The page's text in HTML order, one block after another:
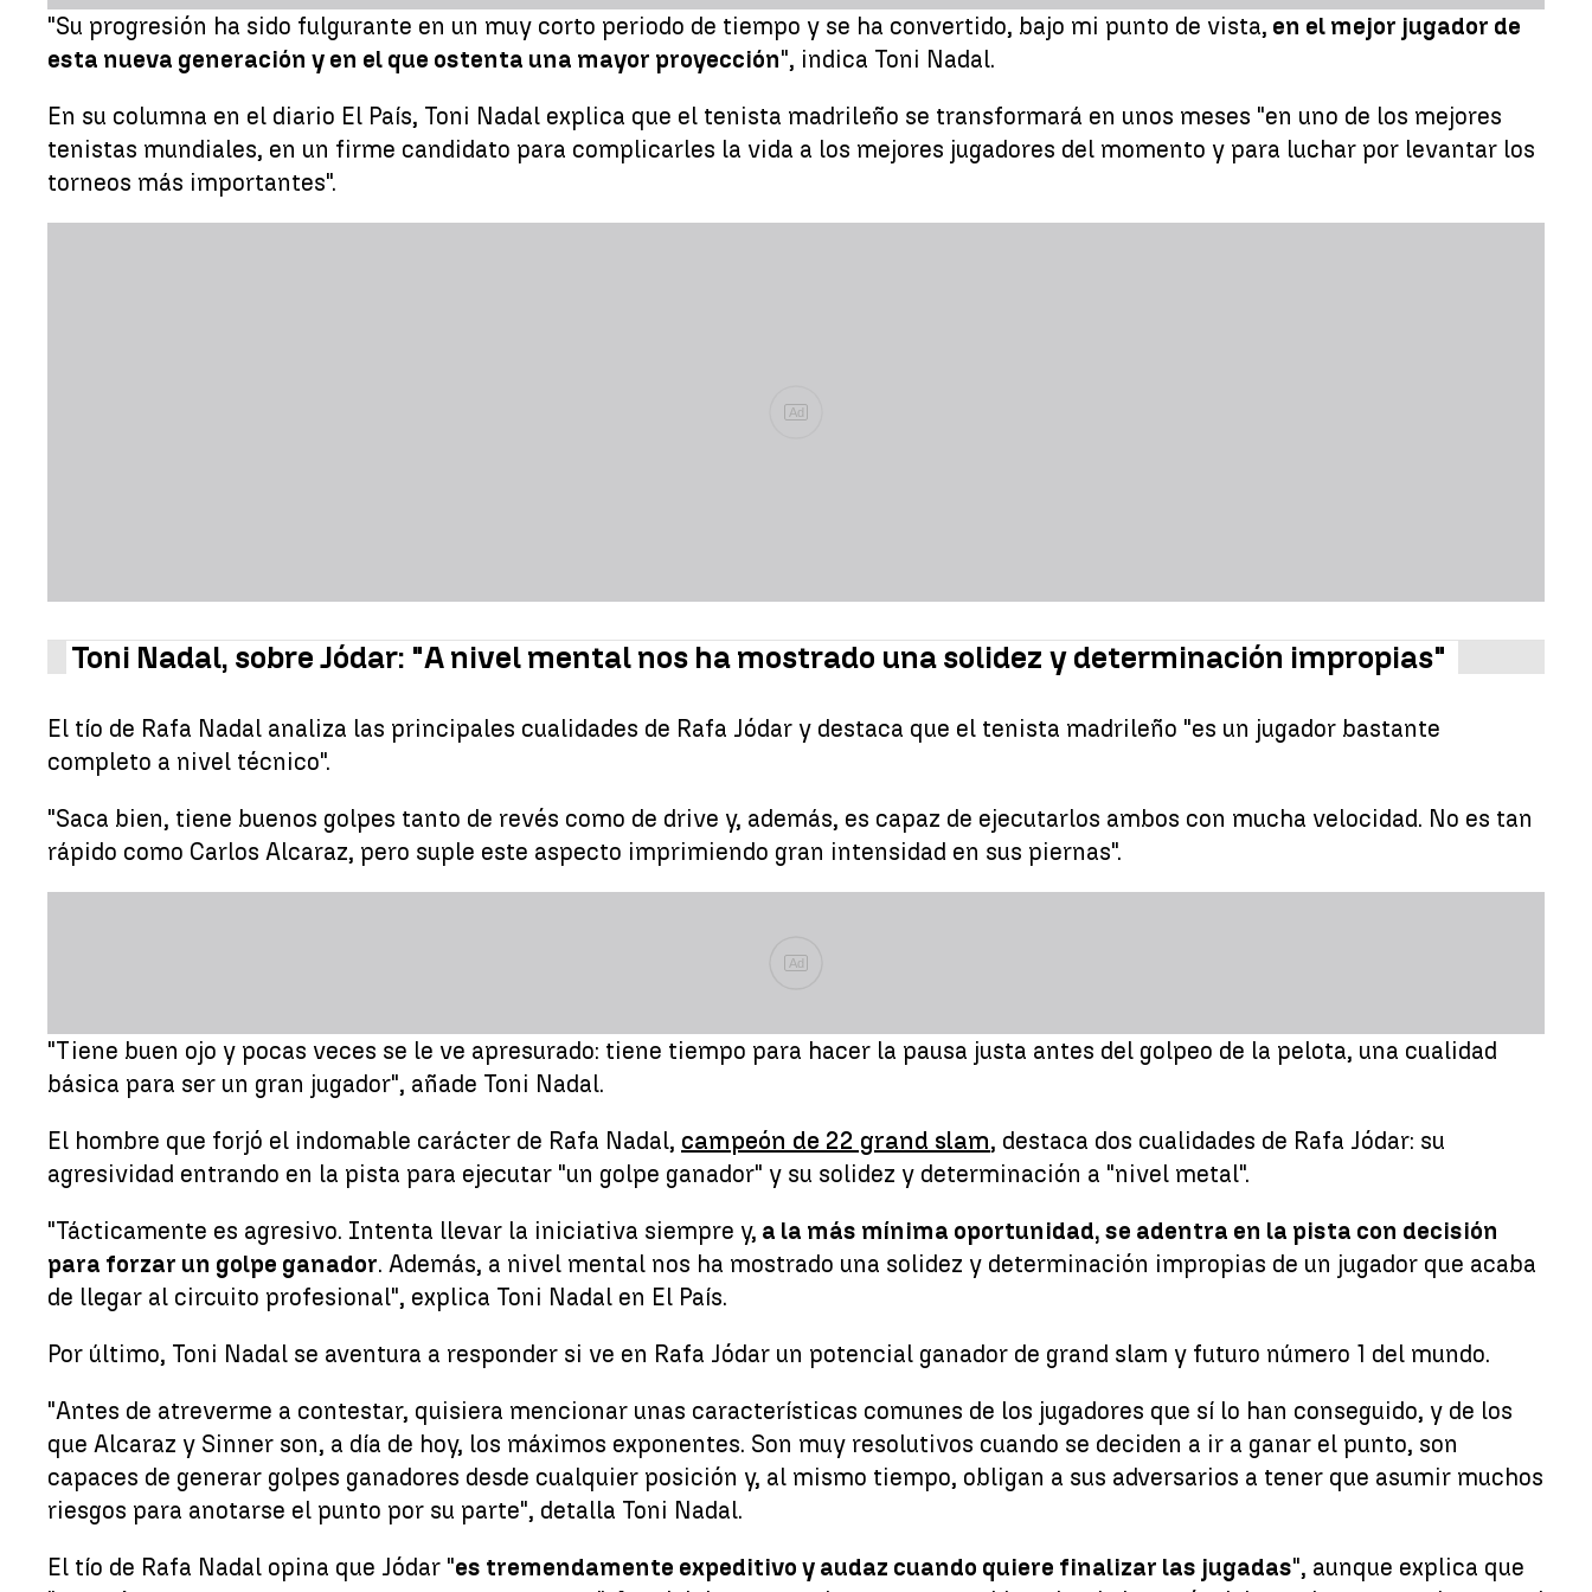
"Su progresión ha sido fulgurante en un muy corto periodo de tiempo y se ha convertido, bajo mi punto de vista, en el mejor jugador de
esta nueva generación y en el que ostenta una mayor proyección", indica Toni Nadal.
En su columna en el diario El País, Toni Nadal explica que el tenista madrileño se transformará en unos meses "en uno de los mejores
tenistas mundiales, en un firme candidato para complicarles la vida a los mejores jugadores del momento y para luchar por levantar los
torneos más importantes".
Ad
Toni Nadal, sobre Jódar: "A nivel mental nos ha mostrado una solidez y determinación impropias"
El tío de Rafa Nadal analiza las principales cualidades de Rafa Jódar y destaca que el tenista madrileño "es un jugador bastante
completo a nivel técnico".
"Saca bien, tiene buenos golpes tanto de revés como de drive y, además, es capaz de ejecutarlos ambos con mucha velocidad. No es tan
rápido como Carlos Alcaraz, pero suple este aspecto imprimiendo gran intensidad en sus piernas".
Ad
"Tiene buen ojo y pocas veces se le ve apresurado: tiene tiempo para hacer la pausa justa antes del golpeo de la pelota, una cualidad
básica para ser un gran jugador", añade Toni Nadal.
El hombre que forjó el indomable carácter de Rafa Nadal, campeón de 22 grand slam, destaca dos cualidades de Rafa Jódar: su
agresividad entrando en la pista para ejecutar "un golpe ganador" y su solidez y determinación a "nivel metal".
"Tácticamente es agresivo. Intenta llevar la iniciativa siempre y, a la más mínima oportunidad, se adentra en la pista con decisión
para forzar un golpe ganador. Además, a nivel mental nos ha mostrado una solidez y determinación impropias de un jugador que acaba
de llegar al circuito profesional", explica Toni Nadal en El País.
Por último, Toni Nadal se aventura a responder si ve en Rafa Jódar un potencial ganador de grand slam y futuro número 1 del mundo.
"Antes de atreverme a contestar, quisiera mencionar unas características comunes de los jugadores que sí lo han conseguido, y de los
que Alcaraz y Sinner son, a día de hoy, los máximos exponentes. Son muy resolutivos cuando se deciden a ir a ganar el punto, son
capaces de generar golpes ganadores desde cualquier posición y, al mismo tiempo, obligan a sus adversarios a tener que asumir muchos
riesgos para anotarse el punto por su parte", detalla Toni Nadal.
El tío de Rafa Nadal opina que Jódar "es tremendamente expeditivo y audaz cuando quiere finalizar las jugadas", aunque explica que